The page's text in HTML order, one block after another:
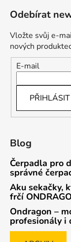
Odebírat
Vložte svůj e-
nových
E-mail
Blog
Čerpadla pro
správné
Aku sekačky,
frčí
Ondragon –
profesionály i